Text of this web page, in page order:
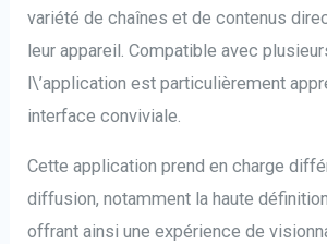
variété de chaînes et de contenus
leur appareil. Compatible avec
l\’application est particulièrement
interface conviviale.
Cette application prend en charge
diffusion, notamment la haute
offrant ainsi une expérience de